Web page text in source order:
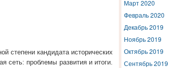
степени кандидата исторических
сеть: проблемы развития и итоги.
Март 2020
Февраль 2020
Декабрь 2019
Ноябрь 2019
Октябрь 2019
Сентябрь 2019